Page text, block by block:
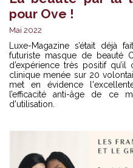
pour Ove !
Mai 2022
Luxe-Magazine s’était déjà
futuriste masque de beauté
d’expérience très positif
clinique menée sur 20
met en évidence
l’efficacité anti-âge de ce
d'utilisation.